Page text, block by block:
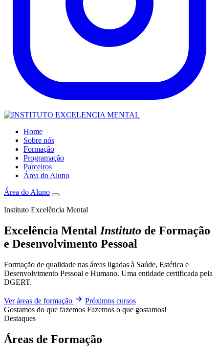
Home
Sobre nós
Formação
Programação
Parceiros
Área do Aluno
Área do Aluno
Instituto Excelência Mental
Excelência Mental Instituto de Formação
e Desenvolvimento Pessoal
Formação de qualidade nas áreas ligadas à Saúde, Estética e
Desenvolvimento Pessoal e Humano. Uma entidade certificada pela
DGERT.
Ver áreas de formação
Próximos cursos
Gostamos do que fazemos Fazemos o que gostamos!
Destaques
Áreas de Formação